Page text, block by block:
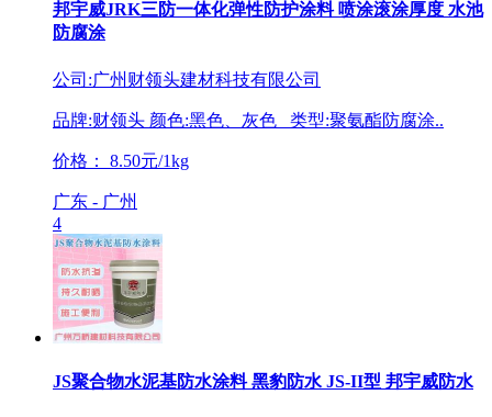
邦宇威JRK三防一体化弹性防护涂料 喷涂滚涂厚度 水池
防腐涂
公司:广州财领头建材科技有限公司
品牌:财领头 颜色:黑色、灰色 类型:聚氨酯防腐涂..
价格： 8.50元/1kg
广东 - 广州
4
JS聚合物水泥基防水涂料 黑豹防水 JS-II型 邦宇威防水